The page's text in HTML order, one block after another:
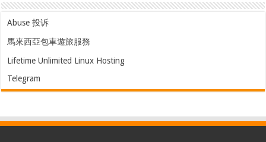
Abuse 投诉
馬來西亞包車遊旅服務
Lifetime Unlimited Linux Hosting
Telegram